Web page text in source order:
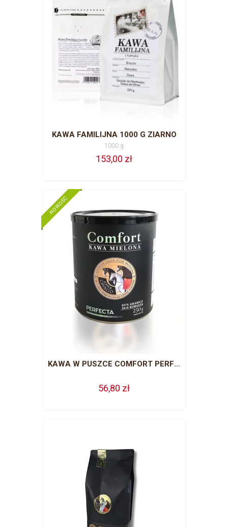
KAWA FAMILIJNA 1000 G ZIARNO
1000 g
153,00 zł
NOWOŚĆ
KAWA W PUSZCE COMFORT PERFECTA
56,80 zł